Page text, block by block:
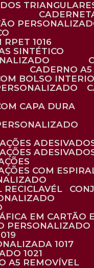
RPET 1016
SINTÉTICO
CADERNO
BOLSO
CAPA DURA
COM
RECICLAVÉL
EM CARTÃO
PERSONALIZADO
1017
1021
A5 REMOVÍVEL